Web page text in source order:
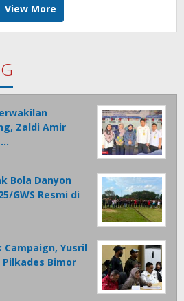
View More
Zaldi Amir
Bola Danyon
GWS Resmi di
Yusril
Bimor